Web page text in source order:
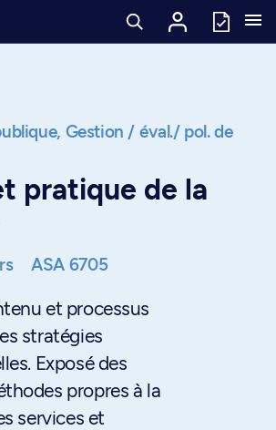
Gestion / éval./ pol. de
pratique de la
ASA 6705
et processus
stratégies
Exposé des
propres à la
services et